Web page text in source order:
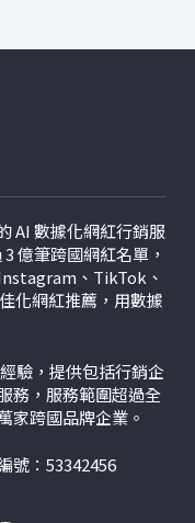
AI 數據化網紅行銷服
億筆跨國網紅名單，
、TikTok、
化網紅推薦，用數據
驗，提供包括行銷企
務，服務範圍超過全
家跨國品牌企業。
號：53342456